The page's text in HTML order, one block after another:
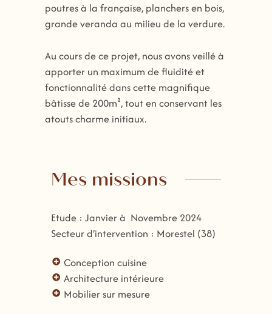
poutres à la française, planchers en bois,
grande veranda au milieu de la verdure.
Au cours de ce projet, nous avons veillé à
apporter un maximum de fluidité et
fonctionnalité dans cette magnifique
bâtisse de 200m², tout en conservant les
atouts charme initiaux.
Mes missions
Etude : Janvier à Novembre 2024
Secteur d’intervention : Morestel (38)
Conception cuisine
Architecture intérieure
Mobilier sur mesure